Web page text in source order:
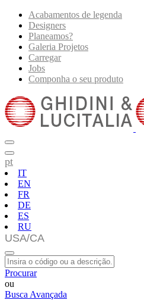
Acabamentos de legenda
Designers
Planeamos?
Galeria Projetos
Carregar
Jobs
Componha o seu produto
pt
IT
EN
FR
DE
ES
RU
Procurar
ou
Busca Avançada